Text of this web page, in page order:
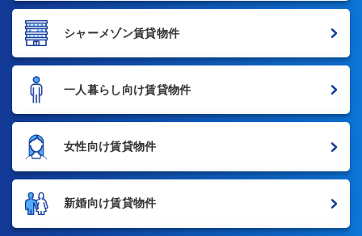
シャーメゾン賃貸物件
一人暮らし向け賃貸物件
女性向け賃貸物件
新婚向け賃貸物件